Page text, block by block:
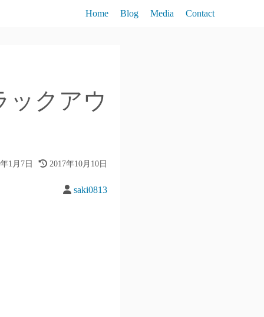
Home Blog Media Contact
ックアウ
1月7日 2017年10月10日
saki0813